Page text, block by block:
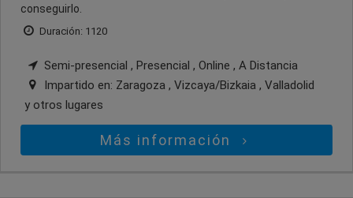
conseguirlo.
Duración: 1120
Semi-presencial , Presencial , Online , A Distancia
Impartido en: Zaragoza , Vizcaya/Bizkaia , Valladolid
y otros lugares
Más información